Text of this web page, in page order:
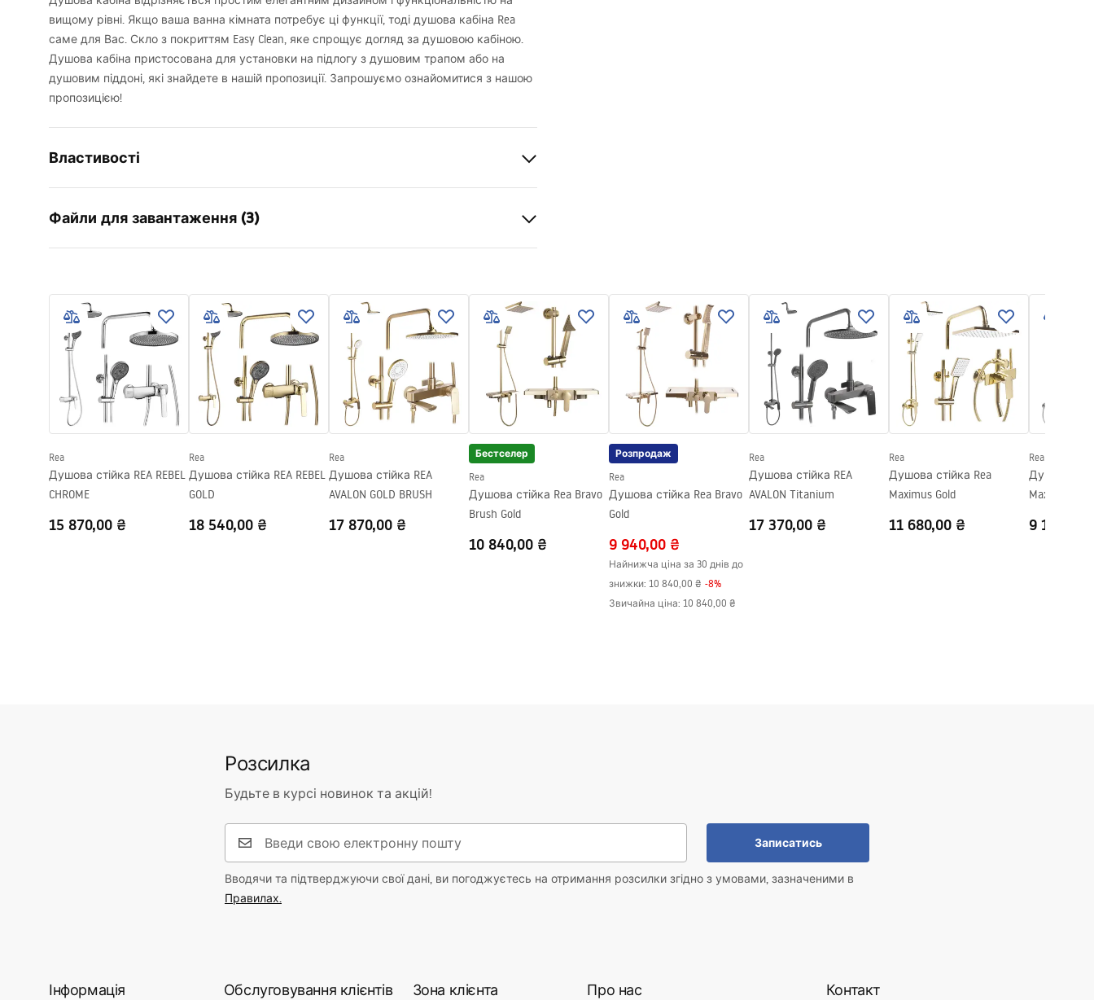
вищому рівні. Якщо ваша ванна кімната потребує ці функції, тоді душова кабіна Rea
саме для Вас. Скло з покриттям Easy Clean, яке спрощує догляд за душовою кабіною.
Душова кабіна пристосована для установки на підлогу з душовим трапом або на
душовим піддоні, які знайдете в нашій пропозиції. Запрошуємо ознайомитися з нашою
пропозицією!
Властивості
Тип кабіни
Настінне кріплення
Колір скла
Прозорий 6mm
Спосіб відкриття
Пересувний
Монтаж
На піддоні або підлозі
Висота
1950
24 місяці
Покриття Easy Clean
Так, на одній стороні скла
Файли для завантаження (3)
shower manual.pdf shower manual.pdf
manual
rapid slide przyscienna.pdf
Rea
Душова стійка REA REBEL
CHROME
15 870,00 ₴
Rea
Душова стійка REA REBEL
GOLD
18 540,00 ₴
Rea
Душова стійка REA
AVALON GOLD BRUSH
17 870,00 ₴
Бестселер
Rea
Душова стійка Rea Bravo
Brush Gold
10 840,00 ₴
Розпродаж
Rea
Душова стійка Rea Bravo
Gold
9 940,00 ₴
Найнижча ціна за 30 днів до
знижки: 10 840,00 ₴ -8%
Звичайна ціна: 10 840,00 ₴
Rea
Душова стійка REA
AVALON Titanium
17 370,00 ₴
Rea
Душова стійка Rea
Maximus Gold
11 680,00 ₴
Rea
Душова
Maximus
9 170,00
Розсилка
Будьте в курсі новинок та акцій!
Записатись
Вводячи та підтверджуючи свої дані, ви погоджуєтесь на отримання розсилки згідно з умовами, зазначеними в
Правилах.
Інформація Обслуговування клієнтів Зона клієнта Про нас Контакт